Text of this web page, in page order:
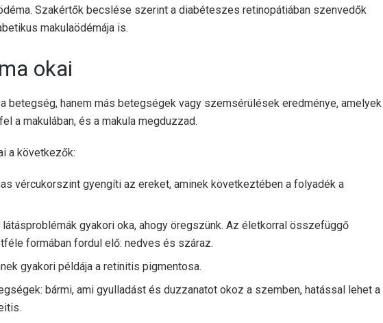
Szakértők becslése szerint a diabéteszes retinopátiában szenvedők
makulaödémája is.
okai
betegség, hanem más betegségek vagy szemsérülések eredménye, amelyek
a makulában, és a makula megduzzad.
a következők:
vércukorszint gyengíti az ereket, aminek következtében a folyadék a
látásproblémák gyakori oka, ahogy öregszünk. Az életkorral összefüggő
formában fordul elő: nedves és száraz.
gyakori példája a retinitis pigmentosa.
bármi, ami gyulladást és duzzanatot okoz a szemben, hatással lehet a